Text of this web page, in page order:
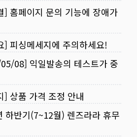
] 홈페이지 문의 기능에 장애가
] 피싱메세지에 주의하세요!
08] 익일발송의 테스트가 중
] 상품 가격 조정 안내
하반기(7~12월) 렌즈라라 휴무